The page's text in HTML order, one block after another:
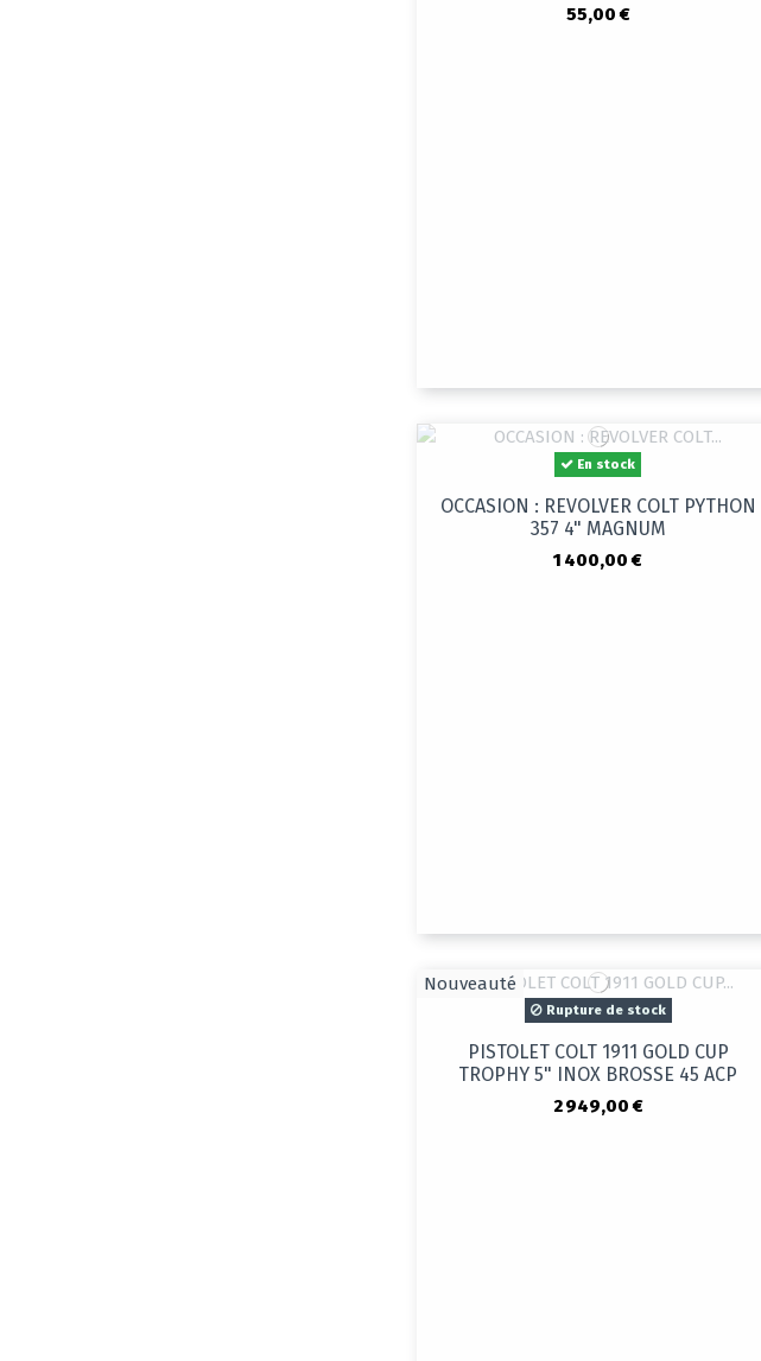
55,00 €
En stock
OCCASION : REVOLVER COLT PYTHON
357 4" MAGNUM
1 400,00 €
Nouveauté
Rupture de stock
PISTOLET COLT 1911 GOLD CUP
TROPHY 5" INOX BROSSE 45 ACP
2 949,00 €